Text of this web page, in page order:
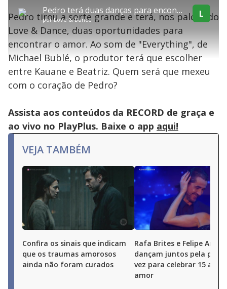
a
window.
modal
be
by
the
or
activating
close
button.
Conteúdo bloqueado
Lamentamos, mas o vídeo que está tentando assisitr é de exibição
exclusiva em território brasileiro :-(
Pedro terá duas danças para encontrar o amor!
porLove & Dance
L
Pedro tirou a sorte grande e terá, nos palcos do
Love & Dance, duas oportunidades para
encontrar o amor. Ao som de "Everything", de
Michael Bublé, o produtor terá que escolher
entre Kauane e Beatriz. Quem será que mexeu
com o coração de Pedro?
Assista aos conteúdos da RECORD de graça e
ao vivo no PlayPlus. Baixe o app aqui!
VEJA TAMBÉM
Confira os sinais que indicam
que os traumas amorosos
ainda não foram curados
Rafa Brites e Felipe
dançam juntos pela
vez para celebrar 15 anos
amor